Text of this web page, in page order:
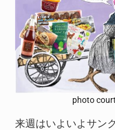
photo
来週はいよいよサン